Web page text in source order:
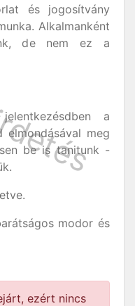
és jogosítvány
Alkalmanként
de nem ez a
a
elmondásával meg
be is tanitunk -
modor és
ezért nincs